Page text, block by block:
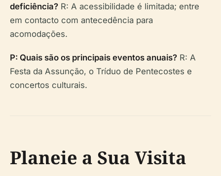
deficiência? R: A acessibilidade é limitada; entre
em contacto com antecedência para
acomodações.
P: Quais são os principais eventos anuais? R: A
Festa da Assunção, o Tríduo de Pentecostes e
concertos culturais.
Planeie a Sua Visita